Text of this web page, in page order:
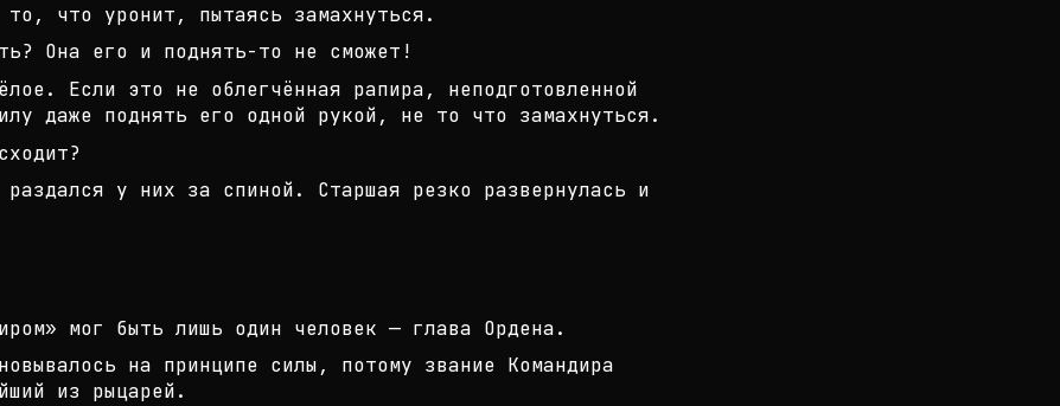
что уронит, пытаясь замахнуться.
Она его и поднять-то не сможет !
Если это не облегчённая рапира, неподготовленной
даже поднять его одной рукой, не то что замахнуться.
раздался у них за спиной. Старшая резко развернулась и
мог быть лишь один человек — глава Ордена.
на принципе силы, потому звание Командира
из рыцарей.